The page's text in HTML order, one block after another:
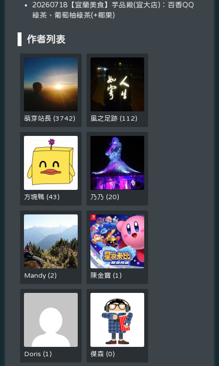
20260718【宜蘭美食】芋品殿(宜大店)：百香QQ
綠茶、葡萄柚綠茶(+椰果)
作者列表
萌芽站長(3742) 風之足跡(112)
方塊鴨(43 ) 乃乃(20)
Mandy(2) 陳金寶(1 )
Doris(1 ) 傑森(0)